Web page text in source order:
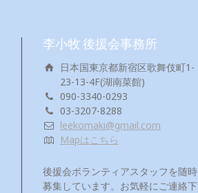
李小牧 後援会事務所
日本国東京都新宿区歌舞伎町1-
23-13-4F(湖南菜館)
090-3340-0293
03-3207-8288
leekomaki@gmail.com
Mapはこちら
後援会ボランティアスタッフを随時
募集しています。お気軽にご連絡下